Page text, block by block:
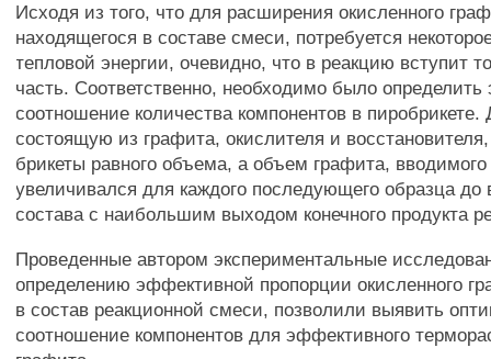
Исходя из того, что для расширения окисленного
находящегося в составе смеси, потребуется
тепловой энергии, очевидно, что в реакцию вступит
часть. Соответственно, необходимо было
соотношение количества компонентов в пиробрикете.
состоящую из графита, окислителя и
брикеты равного объема, а объем графита,
увеличивался для каждого последующего образца до
состава с наибольшим выходом конечного продукта
Проведенные автором экспериментальные
определению эффективной пропорции окисленного
в состав реакционной смеси, позволили выявить
соотношение компонентов для эффективного